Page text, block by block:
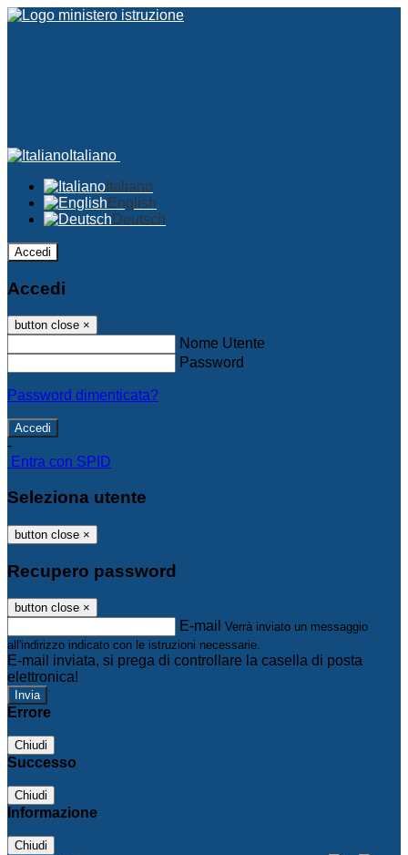
Italiano
Italiano
English
Deutsch
Accedi
Accedi
button close ×
Nome Utente
Password
Password dimenticata?
-
Entra con SPID
Seleziona utente
button close ×
Recupero password
button close ×
E-mail Verrà inviato un messaggio
all'indirizzo indicato con le istruzioni necessarie.
E-mail inviata, si prega di controllare la casella di posta
elettronica!
Errore
Chiudi
Successo
Chiudi
Informazione
Chiudi